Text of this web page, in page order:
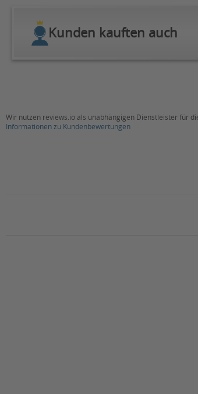
Kunden kauften auch
Wir nutzen reviews.io als unabhängigen Dienstleister für
Informationen zu Kundenbewertungen